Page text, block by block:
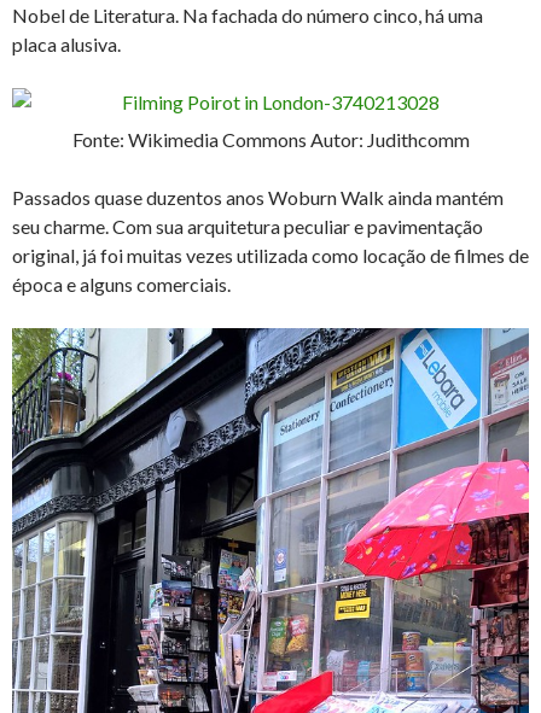
Nobel de Literatura. Na fachada do número cinco, há uma
placa alusiva.
Fonte: Wikimedia Commons Autor: Judithcomm
Passados quase duzentos anos Woburn Walk ainda mantém
seu charme. Com sua arquitetura peculiar e pavimentação
original, já foi muitas vezes utilizada como locação de filmes de
época e alguns comerciais.